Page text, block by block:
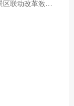
从“点上开花” 到“面上成景”——黔东南州景区联动改革激活文旅融合新活力